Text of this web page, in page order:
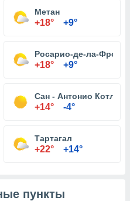
Метан
+18° +9°
Росарио-де-ла-
+18° +9°
Сан - Антонио Котлы
+14° -4°
Оран Тартагал
+22° +14°
пункты